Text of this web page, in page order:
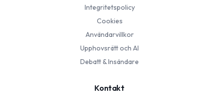
Integritetspolicy
Cookies
Användarvillkor
Upphovsrätt och AI
Debatt & Insändare
Kontakt